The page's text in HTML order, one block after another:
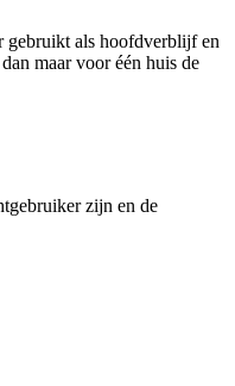
gebruikt als hoofdverblijf en
maar voor één huis de
zijn en de